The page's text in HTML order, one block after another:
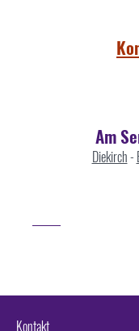
Am
Diekirch-
Kontakt